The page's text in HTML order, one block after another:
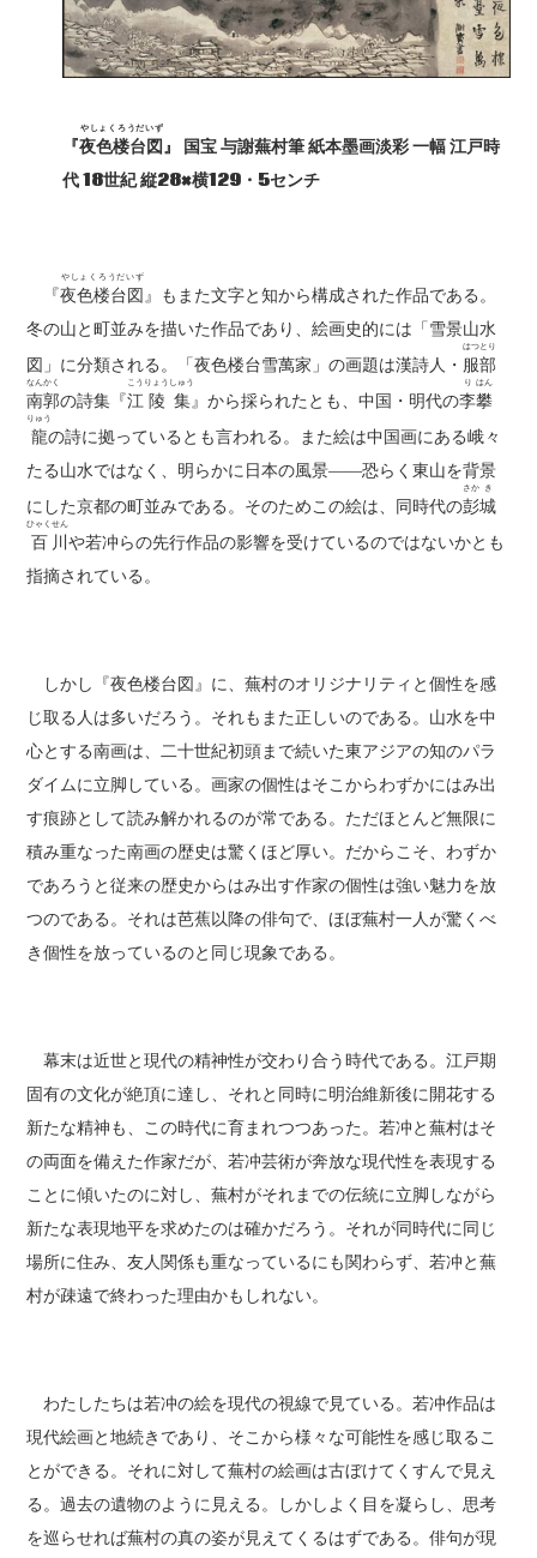
『夜色楼台図
やしょくろうだいず
』 国宝 与謝蕪村筆 紙本墨画淡彩 一幅 江戸時
代 18世紀 縦28×横129・5センチ
『夜色楼台図
やしょくろうだいず
』もまた文字と知から構成された作品である。
冬の山と町並みを描いた作品であり、絵画史的には「雪景山水
図」に分類される。「夜色楼台雪萬家」の画題は漢詩人・服
はつ
部
とり
南
なん
郭
かく
の詩集『江
こう
陵
りょう
集
しゅう
』から採られたとも、中国・明代の李
り
攀
はん
龍
りゅう
の詩に拠っているとも言われる。また絵は中国画にある峨々
たる山水ではなく、明らかに日本の風景――恐らく東山を背景
にした京都の町並みである。そのためこの絵は、同時代の彭
さか
城
き
百
ひゃく
川
せん
や若冲らの先行作品の影響を受けているのではないかとも
指摘されている。
しかし『夜色楼台図』に、蕪村のオリジナリティと個性を感
じ取る人は多いだろう。それもまた正しいのである。山水を中
心とする南画は、二十世紀初頭まで続いた東アジアの知のパラ
ダイムに立脚している。画家の個性はそこからわずかにはみ出
す痕跡として読み解かれるのが常である。ただほとんど無限に
積み重なった南画の歴史は驚くほど厚い。だからこそ、わずか
であろうと従来の歴史からはみ出す作家の個性は強い魅力を放
つのである。それは芭蕉以降の俳句で、ほぼ蕪村一人が驚くべ
き個性を放っているのと同じ現象である。
幕末は近世と現代の精神性が交わり合う時代である。江戸期
固有の文化が絶頂に達し、それと同時に明治維新後に開花する
新たな精神も、この時代に育まれつつあった。若冲と蕪村はそ
の両面を備えた作家だが、若冲芸術が奔放な現代性を表現する
ことに傾いたのに対し、蕪村がそれまでの伝統に立脚しながら
新たな表現地平を求めたのは確かだろう。それが同時代に同じ
場所に住み、友人関係も重なっているにも関わらず、若冲と蕪
村が疎遠で終わった理由かもしれない。
わたしたちは若冲の絵を現代の視線で見ている。若冲作品は
現代絵画と地続きであり、そこから様々な可能性を感じ取るこ
とができる。それに対して蕪村の絵画は古ぼけてくすんで見え
る。過去の遺物のように見える。しかしよく目を凝らし、思考
を巡らせれば蕪村の真の姿が見えてくるはずである。俳句が現